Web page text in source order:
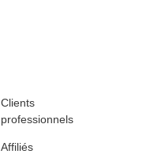
Clients
professionnels
Affiliés